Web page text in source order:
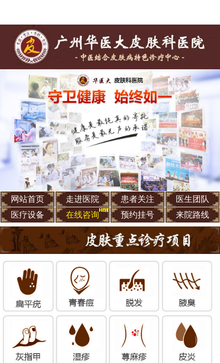
网站首页 走进医院 患者关注
医生团队
医疗设备
在线咨询 预约挂号 来院路线